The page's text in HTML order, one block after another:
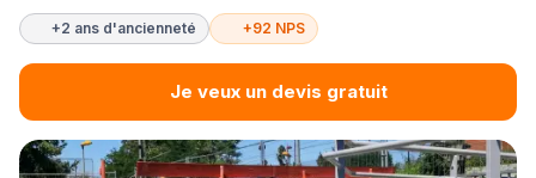
+2 ans d'ancienneté +92 NPS
Je veux un devis gratuit